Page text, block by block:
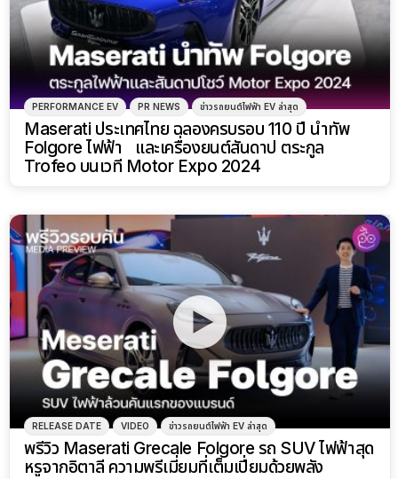
PERFORMANCE EV PR NEWS ข่าวรถยนต์ไฟฟ้า EV ล่าสุด
Maserati ประเทศไทย ฉลองครบรอบ 110 ปี นำทัพ
Folgore ไฟฟ้า และเครื่องยนต์สันดาป ตระกูล
Trofeo บนเวที Motor Expo 2024
RELEASE DATE VIDEO ข่าวรถยนต์ไฟฟ้า EV ล่าสุด
พรีวิว Maserati Grecale Folgore รถ SUV ไฟฟ้าสุด
หรูจากอิตาลี ความพรีเมี่ยมที่เต็มเปี่ยมด้วยพลัง